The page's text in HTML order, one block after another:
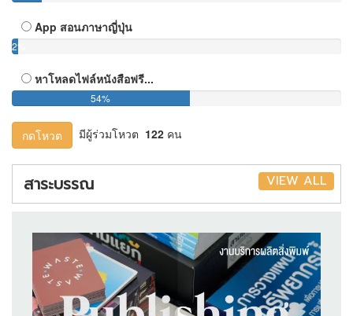
App สอนภาษาญี่ปุ่น
2%
หาโหลดไฟล์หนังสือฟรี...
54%
กดโหวต มีผู้ร่วมโหวต 122 คน
สาระบรรณ VIEW ALL